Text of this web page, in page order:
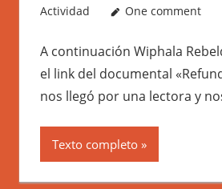
Actividad
One comment
A continuación Wiphala
el link del documental
nos llegó por una lectora y
Texto completo